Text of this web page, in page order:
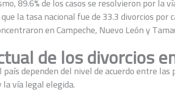
la tasa nacional fue de 33.3 divorcios por
en Campeche, Nuevo León y
de los divorcios
dependen del nivel de acuerdo entre
vía legal elegida.